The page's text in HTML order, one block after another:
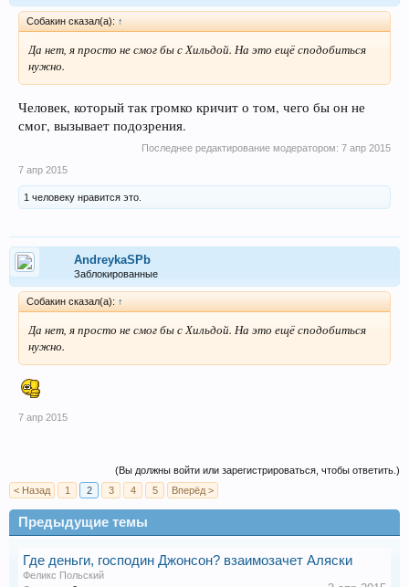
Собакин сказал(а): ↑
Да нет, я просто не смог бы с Хильдой. На это ещё сподобиться
нужно.
Человек, который так громко кричит о том, чего бы он не
смог, вызывает подозрения.
Последнее редактирование модератором: 7 апр 2015
7 апр 2015
1 человеку нравится это.
AndreykaSPb
Заблокированные
Собакин сказал(а): ↑
Да нет, я просто не смог бы с Хильдой. На это ещё сподобиться
нужно.
7 апр 2015
(Вы должны войти или зарегистрироваться, чтобы ответить.)
< Назад
1 2 3 4 5 Вперёд >
Предыдущие темы
Где деньги, господин Джонсон? взаимозачет Аляски
Феликс Польский